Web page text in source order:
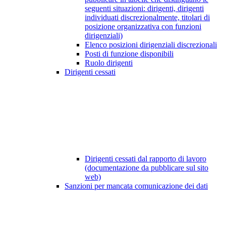
seguenti situazioni: dirigenti, dirigenti
individuati discrezionalmente, titolari di
posizione organizzativa con funzioni
dirigenziali)
Elenco posizioni dirigenziali discrezionali
Posti di funzione disponibili
Ruolo dirigenti
Dirigenti cessati
Dirigenti cessati dal rapporto di lavoro
(documentazione da pubblicare sul sito
web)
Sanzioni per mancata comunicazione dei dati